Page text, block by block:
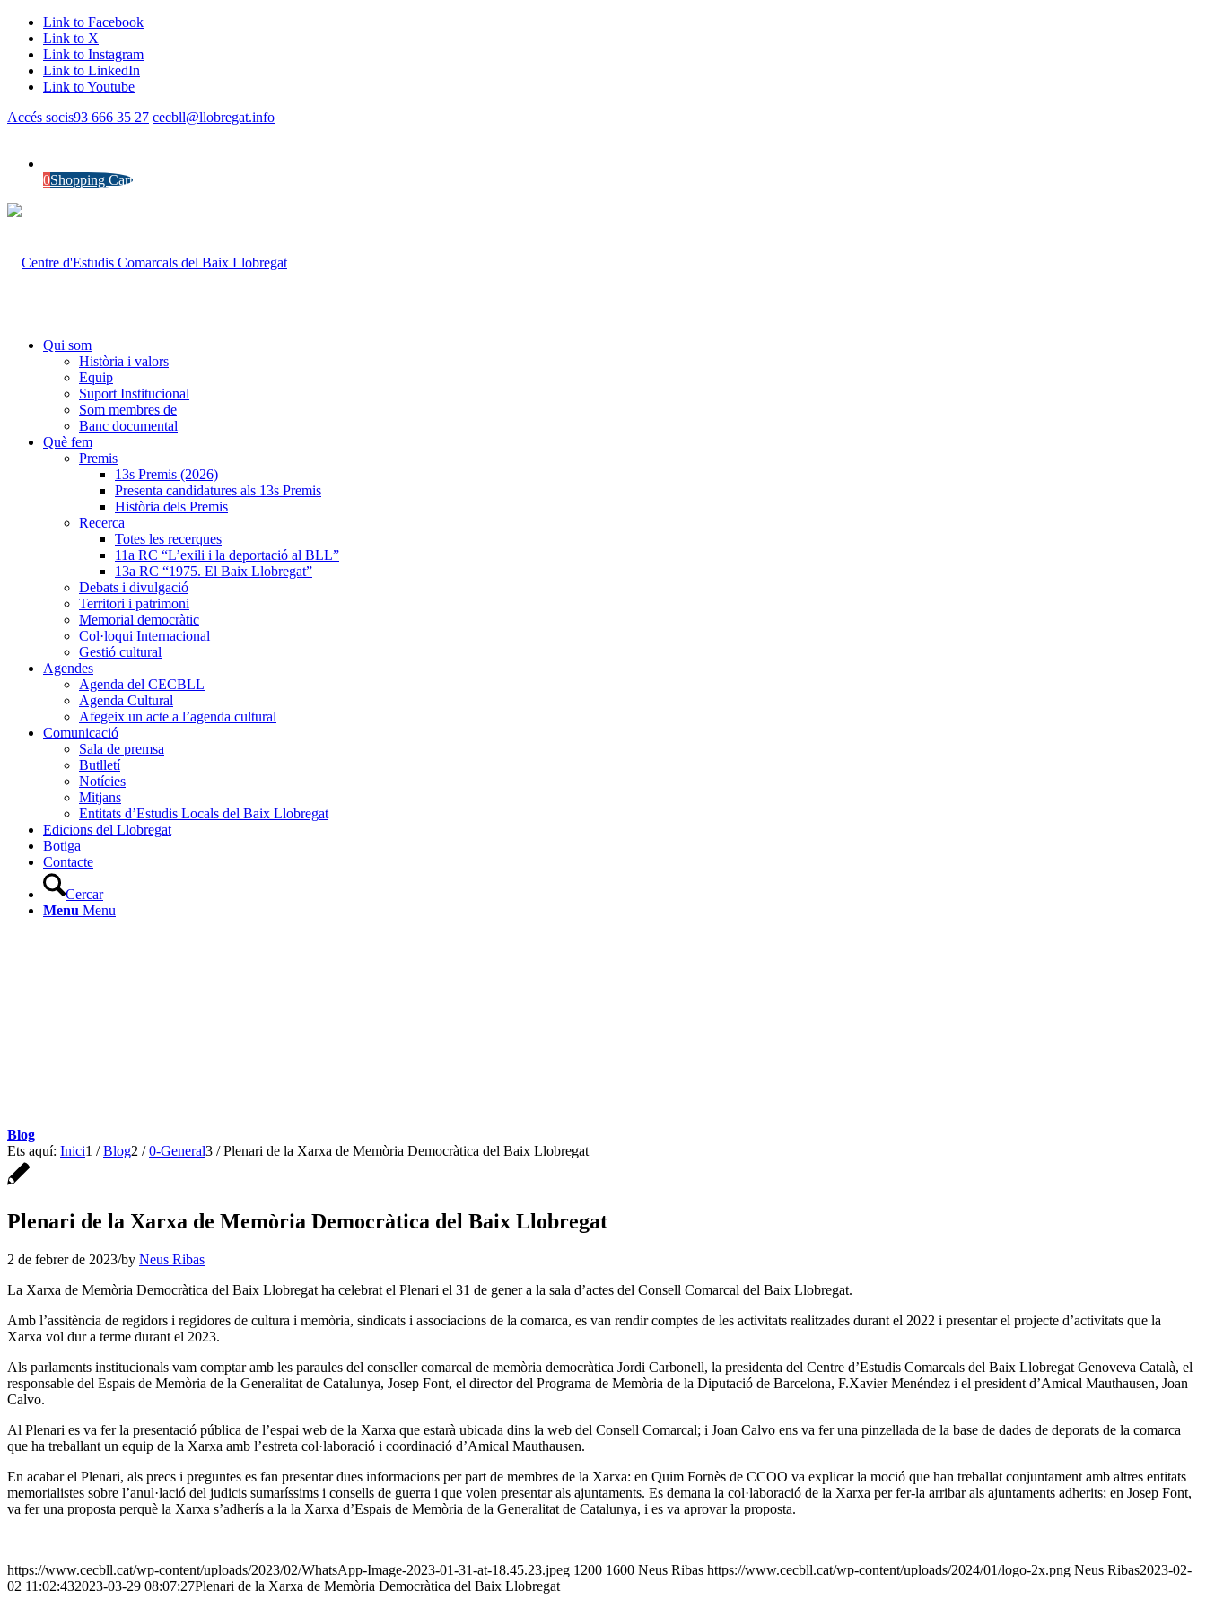
Link to Facebook
Link to X
Link to Instagram
Link to LinkedIn
Link to Youtube
Accés socis93 666 35 27 cecbll@llobregat.info
0Shopping Cart
Qui som
Història i valors
Equip
Suport Institucional
Som membres de
Banc documental
Què fem
Premis
13s Premis (2026)
Presenta candidatures als 13s Premis
Història dels Premis
Recerca
Totes les recerques
11a RC “L’exili i la deportació al BLL”
13a RC “1975. El Baix Llobregat”
Debats i divulgació
Territori i patrimoni
Memorial democràtic
Col·loqui Internacional
Gestió cultural
Agendes
Agenda del CECBLL
Agenda Cultural
Afegeix un acte a l’agenda cultural
Comunicació
Sala de premsa
Butlletí
Notícies
Mitjans
Entitats d’Estudis Locals del Baix Llobregat
Edicions del Llobregat
Botiga
Contacte
Cercar
Menu Menu
Blog
Ets aquí: Inici1 / Blog2 / 0-General3 / Plenari de la Xarxa de Memòria Democràtica del Baix Llobregat
Plenari de la Xarxa de Memòria Democràtica del Baix Llobregat
2 de febrer de 2023/by Neus Ribas
La Xarxa de Memòria Democràtica del Baix Llobregat ha celebrat el Plenari el 31 de gener a la sala d’actes del Consell Comarcal del Baix Llobregat.
Amb l’assitència de regidors i regidores de cultura i memòria, sindicats i associacions de la comarca, es van rendir comptes de les activitats realitzades durant el 2022 i presentar el projecte d’activitats que la
Xarxa vol dur a terme durant el 2023.
Als parlaments institucionals vam comptar amb les paraules del conseller comarcal de memòria democràtica Jordi Carbonell, la presidenta del Centre d’Estudis Comarcals del Baix Llobregat Genoveva Català, el
responsable del Espais de Memòria de la Generalitat de Catalunya, Josep Font, el director del Programa de Memòria de la Diputació de Barcelona, F.Xavier Menéndez i el president d’Amical Mauthausen, Joan
Calvo.
Al Plenari es va fer la presentació pública de l’espai web de la Xarxa que estarà ubicada dins la web del Consell Comarcal; i Joan Calvo ens va fer una pinzellada de la base de dades de deporats de la comarca
que ha treballant un equip de la Xarxa amb l’estreta col·laboració i coordinació d’Amical Mauthausen.
En acabar el Plenari, als precs i preguntes es fan presentar dues informacions per part de membres de la Xarxa: en Quim Fornès de CCOO va explicar la moció que han treballat conjuntament amb altres entitats
memorialistes sobre l’anul·lació del judicis sumaríssims i consells de guerra i que volen presentar als ajuntaments. Es demana la col·laboració de la Xarxa per fer-la arribar als ajuntaments adherits; en Josep Font,
va fer una proposta perquè la Xarxa s’adherís a la la Xarxa d’Espais de Memòria de la Generalitat de Catalunya, i es va aprovar la proposta.
https://www.cecbll.cat/wp-content/uploads/2023/02/WhatsApp-Image-2023-01-31-at-18.45.23.jpeg 1200 1600 Neus Ribas https://www.cecbll.cat/wp-content/uploads/2024/01/logo-2x.png Neus Ribas2023-02-
02 11:02:432023-03-29 08:07:27Plenari de la Xarxa de Memòria Democràtica del Baix Llobregat